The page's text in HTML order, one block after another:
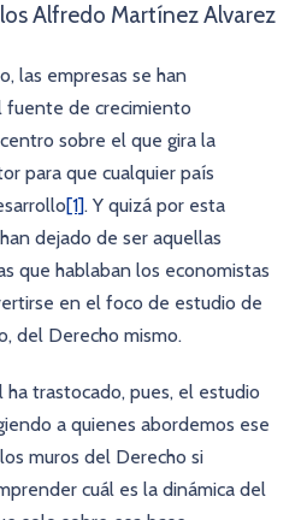
Alfredo Martínez Alvarez
las empresas se han
fuente de crecimiento
sobre el que gira la
para que cualquier país
[1]. Y quizá por esta
dejado de ser aquellas
que hablaban los economistas
en el foco de estudio de
del Derecho mismo.
trastocado, pues, el estudio
a quienes abordemos ese
muros del Derecho si
cuál es la dinámica del